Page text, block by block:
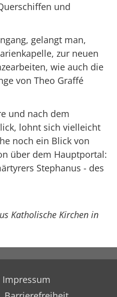
und
gelangt man,
zur neuen
wie auch die
von Theo Graffé
und nach dem
lohnt sich vielleicht
noch ein Blick von
über dem Hauptportal:
Stephanus - des
Katholische Kirchen in
Impressum